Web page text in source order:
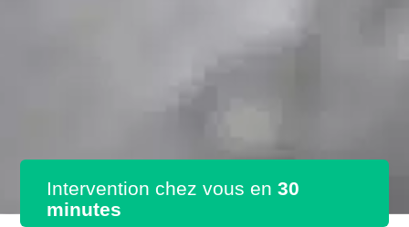
Intervention chez vous en 30
minutes